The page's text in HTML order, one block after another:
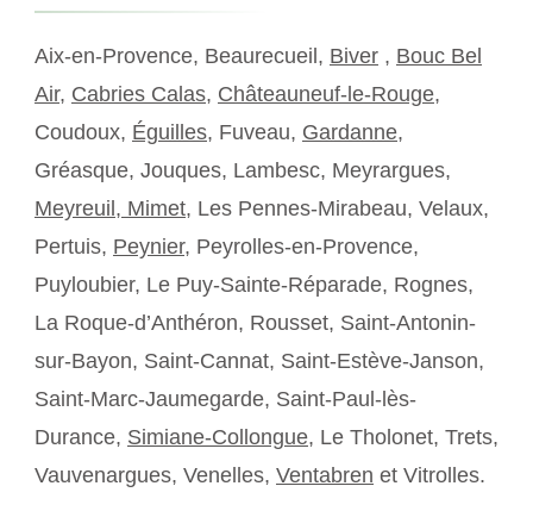
Aix-en-Provence, Beaurecueil, Biver , Bouc Bel
Air, Cabries Calas, Châteauneuf-le-Rouge,
Coudoux, Éguilles, Fuveau, Gardanne,
Gréasque, Jouques, Lambesc, Meyrargues,
Meyreuil, Mimet, Les Pennes-Mirabeau, Velaux,
Pertuis, Peynier, Peyrolles-en-Provence,
Puyloubier, Le Puy-Sainte-Réparade, Rognes,
La Roque-d’Anthéron, Rousset, Saint-Antonin-
sur-Bayon, Saint-Cannat, Saint-Estève-Janson,
Saint-Marc-Jaumegarde, Saint-Paul-lès-
Durance, Simiane-Collongue, Le Tholonet, Trets,
Vauvenargues, Venelles, Ventabren et Vitrolles.